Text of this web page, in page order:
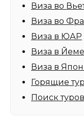
Виза во
Виза во
Виза в ЮАР
Виза в
Виза в
Горящие
Поиск